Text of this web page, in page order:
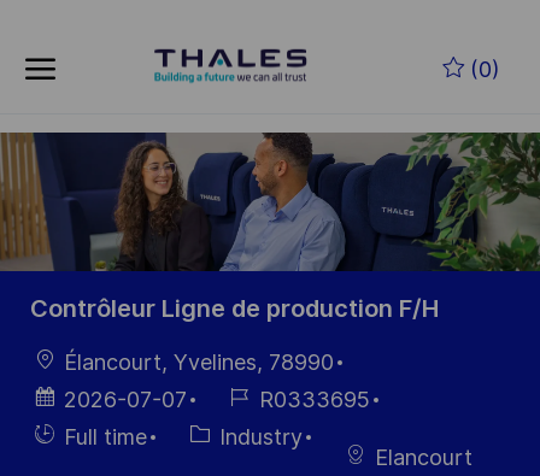
(0)
-
Contrôleur Ligne de production F/H
Ort
Élancourt, Yvelines, 78990
Datum der
Veröffentlichung
2026-07-07
Job-
ID
R0333695
Einstellunngstyp
Full time Kategorie
Industry
Elancourt